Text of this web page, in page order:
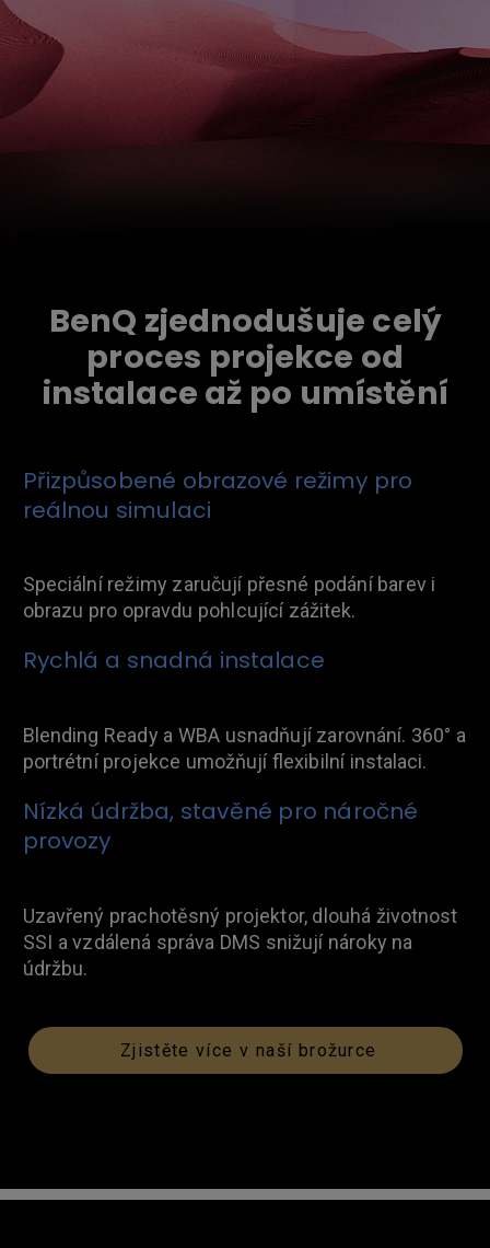
BenQ zjednodušuje celý
proces projekce od
instalace až po umístění
Přizpůsobené obrazové režimy pro
reálnou simulaci
Speciální režimy zaručují přesné podání barev i
obrazu pro opravdu pohlcující zážitek.
Rychlá a snadná instalace
Blending Ready a WBA usnadňují zarovnání. 360° a
portrétní projekce umožňují flexibilní instalaci.
Nízká údržba, stavěné pro náročné
provozy
Uzavřený prachotěsný projektor, dlouhá životnost
SSI a vzdálená správa DMS snižují nároky na
údržbu.
Zjistěte více v naší brožurce